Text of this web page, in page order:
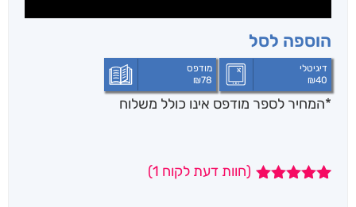
הוספה לסל
דיגיטלי
₪40
מודפס
₪78
*המחיר לספר מודפס אינו כולל משלוח
(חוות דעת לקוח 1
)